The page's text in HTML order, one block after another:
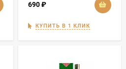
690₽
КУПИТЬ В 1 КЛИК